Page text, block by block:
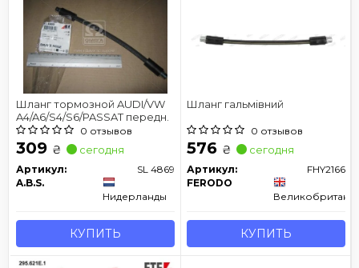
Шланг тормозной AUDI/VW
A4/A6/S4/S6/PASSAT передн.
0 отзывов
309 ₴ сегодня
Артикул:
SL 4869
A.B.S.
Нидерланды
КУПИТЬ
Шланг гальмівний
0 отзывов
576 ₴ сегодня
Артикул:
FHY2166
FERODO
КУПИТЬ